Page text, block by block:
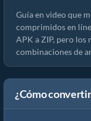
Guía en video que
comprimidos en
APK a ZIP, pero los
combinaciones de
¿Cómo